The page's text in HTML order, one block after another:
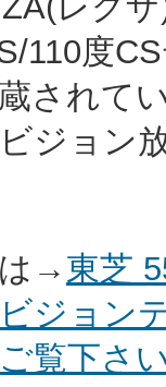
110度
されて
ジョン
→ 東芝
ジョン
覧下さ